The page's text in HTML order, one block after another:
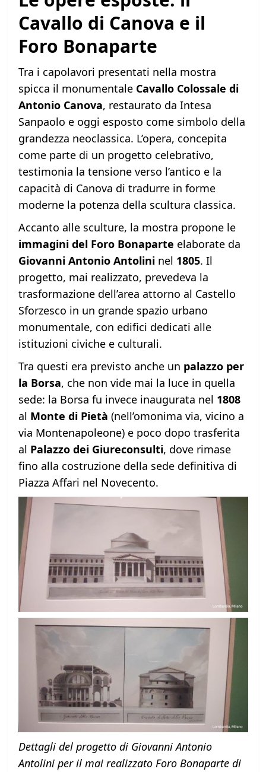
Cavallo di Canova e il
Foro Bonaparte
Tra i capolavori presentati nella mostra
spicca il monumentale Cavallo Colossale di
Antonio Canova, restaurato da Intesa
Sanpaolo e oggi esposto come simbolo della
grandezza neoclassica. L’opera, concepita
come parte di un progetto celebrativo,
testimonia la tensione verso l’antico e la
capacità di Canova di tradurre in forme
moderne la potenza della scultura classica.
Accanto alle sculture, la mostra propone le
immagini del Foro Bonaparte elaborate da
Giovanni Antonio Antolininel 1805. Il
progetto, mai realizzato, prevedeva la
trasformazione dell’area attorno al Castello
Sforzesco in un grande spazio urbano
monumentale, con edifici dedicati alle
istituzioni civiche e culturali.
Tra questi era previsto anche un palazzo per
la Borsa, che non vide mai la luce in quella
sede: la Borsa fu invece inaugurata nel 1808
al Monte di Pietà (nell’omonima via, vicino a
via Montenapoleone) e poco dopo trasferita
al Palazzo dei Giureconsulti, dove rimase
fino alla costruzione della sede definitiva di
Piazza Affari nel Novecento.
Dettagli del progetto di Giovanni Antonio
Antolini per il mai realizzato Foro Bonaparte di